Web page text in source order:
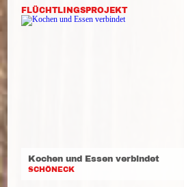
FLÜCHTLINGSPROJEKT
Kochen und Essen verbindet
SCHÖNECK